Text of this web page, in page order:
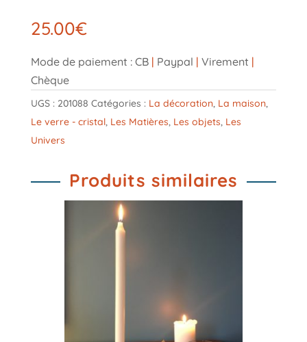
25.00€
Mode de paiement : CB | Paypal | Virement |
Chèque
UGS : 201088 Catégories : La décoration, La maison,
Le verre - cristal, Les Matières, Les objets, Les
Univers
Produits similaires